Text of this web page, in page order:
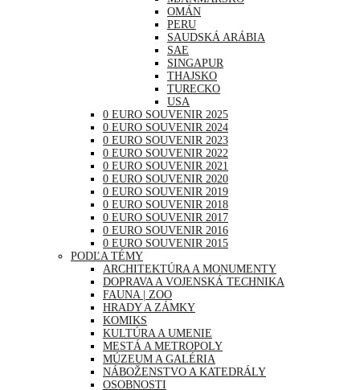
OMÁN
PERU
SAUDSKÁ ARÁBIA
SAE
SINGAPUR
THAJSKO
TURECKO
USA
0 EURO SOUVENIR 2025
0 EURO SOUVENIR 2024
0 EURO SOUVENIR 2023
0 EURO SOUVENIR 2022
0 EURO SOUVENIR 2021
0 EURO SOUVENIR 2020
0 EURO SOUVENIR 2019
0 EURO SOUVENIR 2018
0 EURO SOUVENIR 2017
0 EURO SOUVENIR 2016
0 EURO SOUVENIR 2015
PODĽA TÉMY
ARCHITEKTÚRA A MONUMENTY
DOPRAVA A VOJENSKÁ TECHNIKA
FAUNA | ZOO
HRADY A ZÁMKY
KOMIKS
KULTÚRA A UMENIE
MESTÁ A METROPOLY
MÚZEUM A GALÉRIA
NÁBOŽENSTVO A KATEDRÁLY
OSOBNOSTI